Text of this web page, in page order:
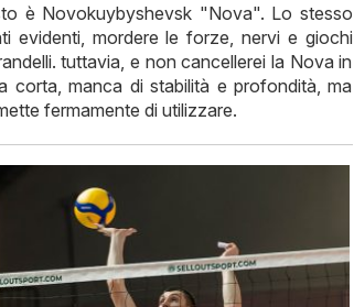
è Novokuybyshevsk "Nova". Lo stesso
evidenti, mordere le forze, nervi e giochi
tuttavia, e non cancellerei la Nova in
corta, manca di stabilità e profondità, ma
fermamente di utilizzare.